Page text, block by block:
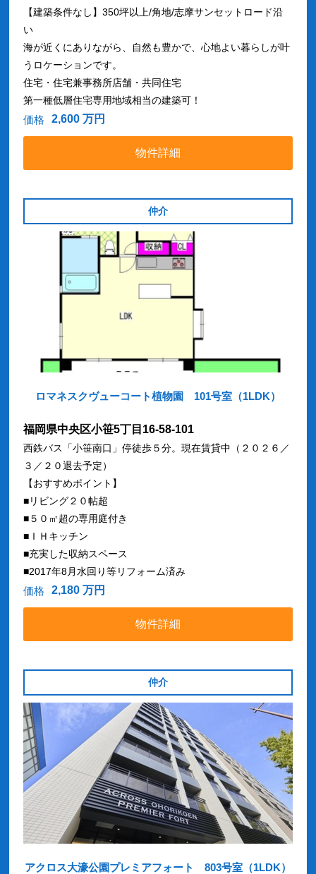
【建築条件なし】350坪以上/角地/志摩サンセットロード沿
い
海が近くにありながら、自然も豊かで、心地よい暮らしが叶
うロケーションです。
住宅・住宅兼事務所店舗・共同住宅
第一種低層住宅専用地域相当の建築可！
価格 2,600 万円
物件詳細
仲介
ロマネスクヴューコート植物園 101号室（1LDK）
福岡県中央区小笹5丁目16-58-101
西鉄バス「小笹南口」停徒歩５分。現在賃貸中（２０２６／
３／２０退去予定）
【おすすめポイント】
■リビング２０帖超
■５０㎡超の専用庭付き
■ＩＨキッチン
■充実した収納スペース
■2017年8月水回り等リフォーム済み
価格 2,180 万円
物件詳細
仲介
アクロス大濠公園プレミアフォート 803号室（1LDK）